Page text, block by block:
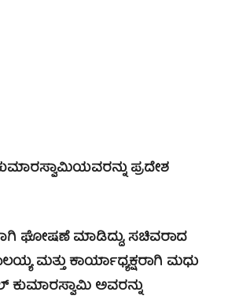
ಪ್ರದೇಶ
ಘೋಷಣೆ ಮಾಡಿದ್ದು, ಸಚಿವರಾದ
ಮತ್ತು ಕಾರ್ಯಾಧ್ಯಕ್ಷರಾಗಿ ಮಧು
ಅವರನ್ನು